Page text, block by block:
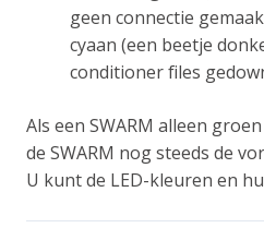
geen connectie
cyaan (een beetje
conditioner files
Als een SWARM alleen
de SWARM nog steeds de
U kunt de LED-kleuren en